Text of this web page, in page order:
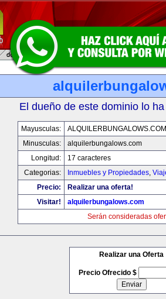
El dueño de este dominio lo
Mayusculas:
ALQUILERBUNGALOWS.COM
Minusculas:
alquilerbungalows.com
Longitud:
17 caracteres
Categorias:
Inmuebles y Propiedades,
Precio:
Realizar una oferta!
Visitar!
alquilerbungalows.com
Serán consideradas
Realizar una Oferta
Precio Ofrecido $